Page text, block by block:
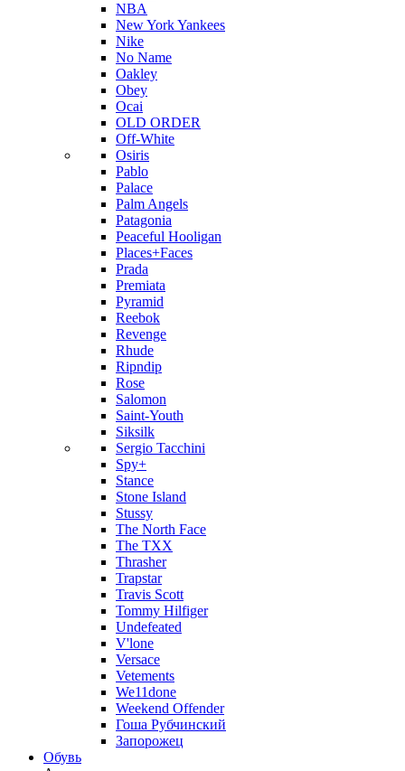
NBA
New York Yankees
Nike
No Name
Oakley
Obey
Ocai
OLD ORDER
Off-White
Osiris
Pablo
Palace
Palm Angels
Patagonia
Peaceful Hooligan
Places+Faces
Prada
Premiata
Pyramid
Reebok
Revenge
Rhude
Ripndip
Rose
Salomon
Saint-Youth
Siksilk
Sergio Tacchini
Spy+
Stance
Stone Island
Stussy
The North Face
The TXX
Thrasher
Trapstar
Travis Scott
Tommy Hilfiger
Undefeated
V'lone
Versace
Vetements
We11done
Weekend Offender
Гоша Рубчинский
Запорожец
Обувь